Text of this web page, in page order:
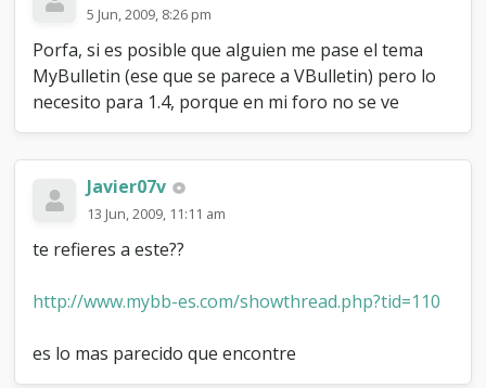
l
l
t
i
4
5 Jun, 2009, 8:26 pm
Porfa, si es posible que alguien me pase el tema
MyBulletin (ese que se parece a VBulletin) pero lo
necesito para 1.4, porque en mi foro no se ve
Javier07v
13 Jun, 2009, 11:11 am
te refieres a este??
http://www.mybb-es.com/showthread.php?tid=110
es lo mas parecido que encontre